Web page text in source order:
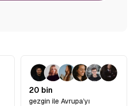
20 bin
gezgin ile Avrupa’yı